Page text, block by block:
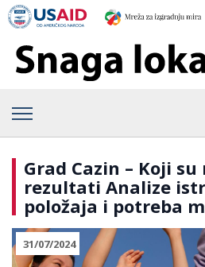
Grad Cazin – Koji
rezultati Analize
položaja i potreba
31/07/2024